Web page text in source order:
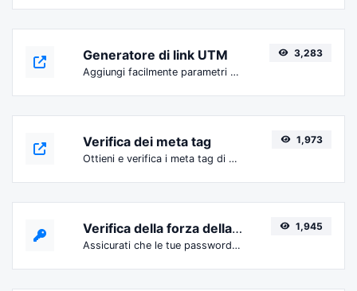
Generatore di link UTM
Aggiungi facilmente parametri UTM validi e genera un link tracciabile UTM.
3,283
Verifica dei meta tag
Ottieni e verifica i meta tag di qualsiasi sito web.
1,973
Verifica della forza della password
Assicurati che le tue password siano abbastanza sicure.
1,945